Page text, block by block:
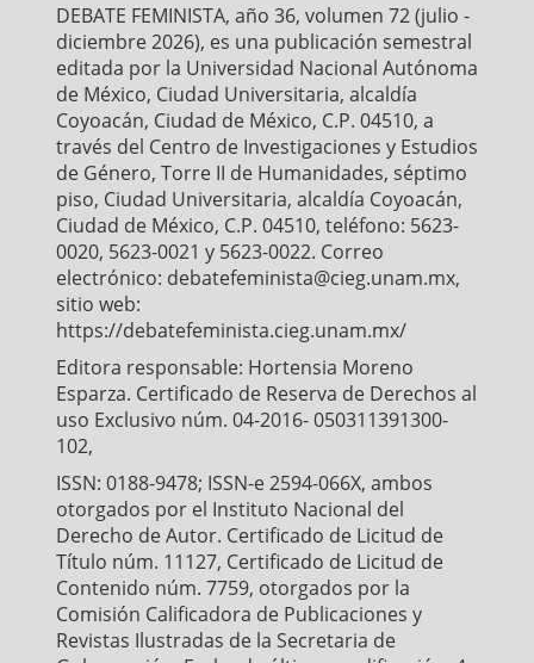
k p
DEBATE FEMINISTA, año 36, volumen 72 (julio -
diciembre 2026), es una publicación semestral
editada por la Universidad Nacional Autónoma
de México, Ciudad Universitaria, alcaldía
Coyoacán, Ciudad de México, C.P. 04510, a
través del Centro de Investigaciones y Estudios
de Género, Torre II de Humanidades, séptimo
piso, Ciudad Universitaria, alcaldía Coyoacán,
Ciudad de México, C.P. 04510, teléfono: 5623-
0020, 5623-0021 y 5623-0022. Correo
electrónico: debatefeminista@cieg.unam.mx,
sitio web:
https://debatefeminista.cieg.unam.mx/
Editora responsable: Hortensia Moreno
Esparza. Certificado de Reserva de Derechos al
uso Exclusivo núm. 04-2016- 050311391300-
102,
ISSN: 0188-9478; ISSN-e 2594-066X, ambos
otorgados por el Instituto Nacional del
Derecho de Autor. Certificado de Licitud de
Título núm. 11127, Certificado de Licitud de
Contenido núm. 7759, otorgados por la
Comisión Calificadora de Publicaciones y
Revistas Ilustradas de la Secretaria de